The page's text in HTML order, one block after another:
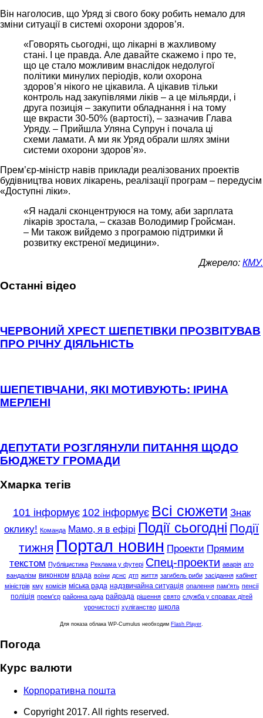
Він наголосив, що Уряд зі свого боку робить немало для
зміни ситуації в системі охорони здоров’я.
«Говорять сьогодні, що лікарні в жахливому
стані. І це правда. Але давайте скажемо і про те,
що це стало можливим внаслідок недолугої
політики минулих періодів, коли охорона
здоров’я нікого не цікавила. А цікавив тільки
контроль над закупівлями ліків – а це мільярди, і
друга позиція – закупити обладнання і на тому
ще вкрасти 30-50% (вартості), – зазначив Глава
Уряду. – Прийшла Уляна Супрун і почала ці
схеми ламати. А ми як Уряд обрали шлях зміни
системи охорони здоров’я».
Прем’єр-міністр навів приклади реалізованих проектів
будівництва нових лікарень, реалізації програм – передусім
«Доступні ліки».
«Я надалі сконцентруюся на тому, аби зарплата
лікарів зростала, – сказав Володимир Гройсман.
– Ми також вийдемо з програмою підтримки й
розвитку екстреної медицини».
Джерело: КМУ.
Останні відео
ЧЕРВОНИЙ ХРЕСТ ШЕПЕТІВКИ ПРОЗВІТУВАВ
ПРО РІЧНУ ДІЯЛЬНІСТЬ
ШЕПЕТІВЧАНИ, ЯКІ МОТИВУЮТЬ: ІРИНА
МЕРЛЕНІ
ДЕПУТАТИ РОЗГЛЯНУЛИ ПИТАННЯ ЩОДО
БЮДЖЕТУ ГРОМАДИ
Хмарка тегів
101 інформує 102 інформує Всі сюжети Знак
оклику! Команда Мамо, я в ефірі Події сьогодні Події
тижня Портал новин Проекти Прямим
текстом Публіцистика Реклама у футері Спец-проекти аварія ато
вандалізм виконком влада воїни дснс дтп життя загибель риби засідання кабінет
міністрів кму комісія міська рада надзвичайна ситуація опалення пам'ять пенсії
поліція прем'єр районна рада райрада рішення свято служба у справах дітей
урочистості хуліганство школа
Для показа облака WP-Cumulus необходим Flash Player
Погода
Курс валюти
Корпоративна пошта
Copyright 2017. All rights reserved.